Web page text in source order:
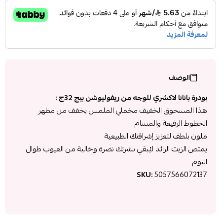
الوصف
بودرة بانانا لاكشري للوجه من ريفوليوشن بيج 32ج :
هذا المسحوق الخفيف مخملي الملمس يخفف من مظهر
الخطوط الرفيعة والمسام
ملون بلطف لتعزيز إشراقتك الطبيعية
يمتص الزيت الزائد ليُبقي بشرتك نضرة وخالية من العيوب طوال
اليوم
SKU:5057566072137